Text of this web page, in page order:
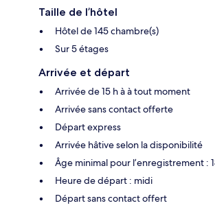
Taille de l’hôtel
Hôtel de 145 chambre(s)
Sur 5 étages
Arrivée et départ
Arrivée de 15 h à à tout moment
Arrivée sans contact offerte
Départ express
Arrivée hâtive selon la disponibilité
Âge minimal pour l’enregistrement :
Heure de départ : midi
Départ sans contact offert